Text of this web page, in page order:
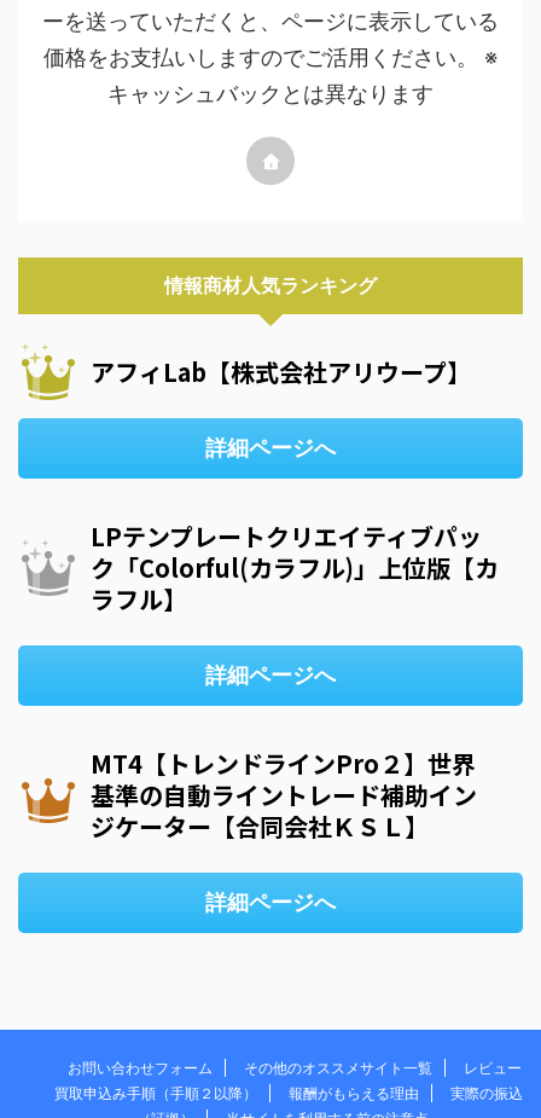
ーを送っていただくと、ページに表示している
価格をお支払いしますのでご活用ください。 ※
キャッシュバックとは異なります
情報商材人気ランキング
アフィLab【株式会社アリウープ】
詳細ページへ
LPテンプレートクリエイティブパッ
ク「Colorful(カラフル)」上位版【カ
ラフル】
詳細ページへ
MT4【トレンドラインPro２】世界
基準の自動ライントレード補助イン
ジケーター【合同会社ＫＳＬ】
詳細ページへ
お問い合わせフォーム その他のオススメサイト一覧
レビュー
買取申込み手順（手順２以降）
報酬がもらえる理由
実際の振込